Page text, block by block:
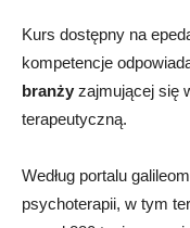
Kurs dostępny na
kompetencje
branży zajmującej się
terapeutyczną.
Według portalu
psychoterapii, w tym